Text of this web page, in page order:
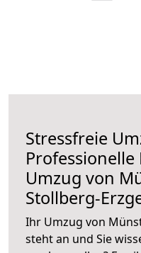
Stressfreie
Umzug von
Stollberg-
Ihr Umzug von
steht an und Sie